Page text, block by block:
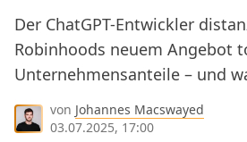
Der ChatGPT-Entwickler
Robinhoods neuem Angebot
Unternehmensanteile – und
von Johannes Macswayed
03.07.2025, 17:00